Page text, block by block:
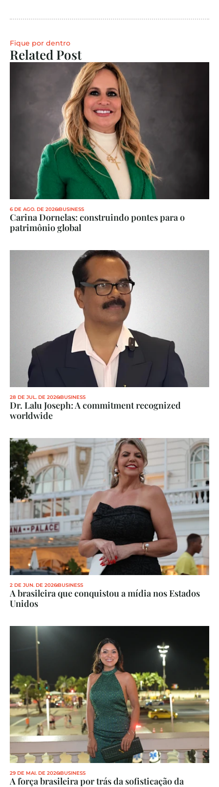
Fique por dentro
Related Post
6 DE AGO. DE 2026 BUSINESS
Carina Dornelas: construindo pontes para o
patrimônio global
28 DE JUL. DE 2026 BUSINESS
Dr. Lalu Joseph: A commitment recognized
worldwide
2 DE JUN. DE 2026 BUSINESS
A brasileira que conquistou a mídia nos Estados
Unidos
29 DE MAI. DE 2026 BUSINESS
A força brasileira por trás da sofisticação da